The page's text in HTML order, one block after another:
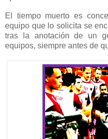
El tiempo muerto es
equipo que lo solicita se
tras la anotación de un
equipos, siempre antes de